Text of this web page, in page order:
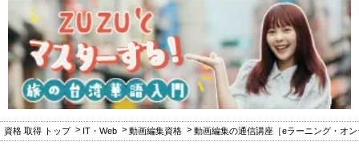
資格 取得 トップ IT・Web 動画編集資格 動画編集の通信講座［eラーニング・オ